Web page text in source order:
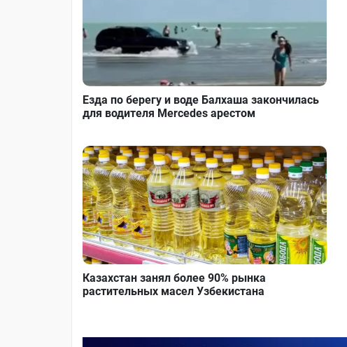
Езда по берегу и воде Балхаша закончилась
для водителя Mercedes арестом
Казахстан занял более 90% рынка
растительных масел Узбекистана